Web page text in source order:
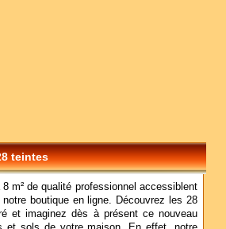
teintes
m² de qualité professionnel accessiblent
boutique en ligne. Découvrez les 28
et imaginez dès à présent ce nouveau